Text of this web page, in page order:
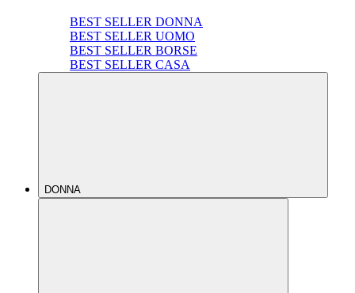
BEST SELLER DONNA
BEST SELLER UOMO
BEST SELLER BORSE
BEST SELLER CASA
DONNA